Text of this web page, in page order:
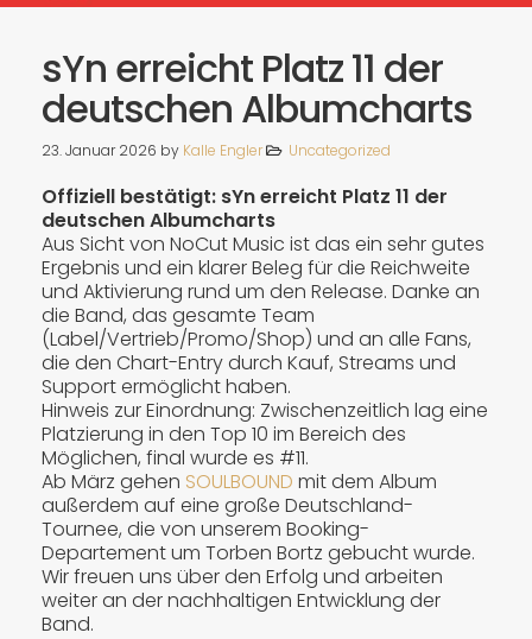
sYn erreicht Platz 11 der
deutschen Albumcharts
23. Januar 2026 by Kalle Engler Uncategorized
Offiziell bestätigt: sYn erreicht Platz 11 der
deutschen Albumcharts
Aus Sicht von NoCut Music ist das ein sehr gutes
Ergebnis und ein klarer Beleg für die Reichweite
und Aktivierung rund um den Release. Danke an
die Band, das gesamte Team
(Label/Vertrieb/Promo/Shop) und an alle Fans,
die den Chart-Entry durch Kauf, Streams und
Support ermöglicht haben.
Hinweis zur Einordnung: Zwischenzeitlich lag eine
Platzierung in den Top 10 im Bereich des
Möglichen, final wurde es #11.
Ab März gehen SOULBOUND mit dem Album
außerdem auf eine große Deutschland-
Tournee, die von unserem Booking-
Departement um Torben Bortz gebucht wurde.
Wir freuen uns über den Erfolg und arbeiten
weiter an der nachhaltigen Entwicklung der
Band.